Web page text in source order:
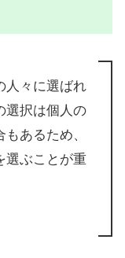
人々に選ばれ
選択は個人の
あるため、
選ぶことが重